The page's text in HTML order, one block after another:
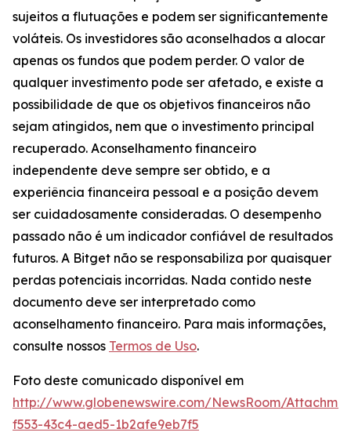
sujeitos a flutuações e podem ser significantemente
voláteis. Os investidores são aconselhados a alocar
apenas os fundos que podem perder. O valor de
qualquer investimento pode ser afetado, e existe a
possibilidade de que os objetivos financeiros não
sejam atingidos, nem que o investimento principal
recuperado. Aconselhamento financeiro
independente deve sempre ser obtido, e a
experiência financeira pessoal e a posição devem
ser cuidadosamente consideradas. O desempenho
passado não é um indicador confiável de resultados
futuros. A Bitget não se responsabiliza por quaisquer
perdas potenciais incorridas. Nada contido neste
documento deve ser interpretado como
aconselhamento financeiro. Para mais informações,
consulte nossos Termos de Uso.
Foto deste comunicado disponível em
http://www.globenewswire.com/NewsRoom/
f553-43c4-aed5-1b2afe9eb7f5